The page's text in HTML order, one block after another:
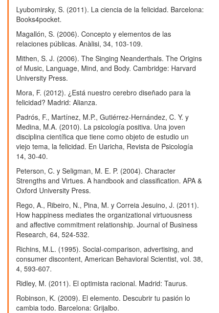
Lyubomirsky, S. (2011). La ciencia de la felicidad. Barcelona:
Books4pocket.
Magallón, S. (2006). Concepto y elementos de las
relaciones públicas. Anàlisi, 34, 103-109.
Mithen, S. J. (2006). The Singing Neanderthals. The Origins
of Music, Language, Mind, and Body. Cambridge: Harvard
University Press.
Mora, F. (2012). ¿Está nuestro cerebro diseñado para la
felicidad? Madrid: Alianza.
Padrós, F., Martínez, M.P., Gutiérrez-Hernández, C. Y. y
Medina, M.A. (2010). La psicología positiva. Una joven
disciplina científica que tiene como objeto de estudio un
viejo tema, la felicidad. En Uaricha, Revista de Psicología
14, 30-40.
Peterson, C. y Seligman, M. E. P. (2004). Character
Strengths and Virtues. A handbook and classification. APA &
Oxford University Press.
Rego, A., Ribeiro, N., Pina, M. y Correia Jesuino, J. (2011).
How happiness mediates the organizational virtuousness
and affective commitment relationship. Journal of Business
Research, 64, 524-532.
Richins, M.L. (1995). Social-comparison, advertising, and
consumer discontent, American Behavioral Scientist, vol. 38,
4, 593-607.
Ridley, M. (2011). El optimista racional. Madrid: Taurus.
Robinson, K. (2009). El elemento. Descubrir tu pasión lo
cambia todo. Barcelona: Grijalbo.